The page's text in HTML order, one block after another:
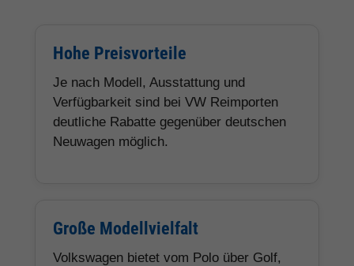
Hohe Preisvorteile
Je nach Modell, Ausstattung und
Verfügbarkeit sind bei VW Reimporten
deutliche Rabatte gegenüber deutschen
Neuwagen möglich.
Große Modellvielfalt
Volkswagen bietet vom Polo über Golf,